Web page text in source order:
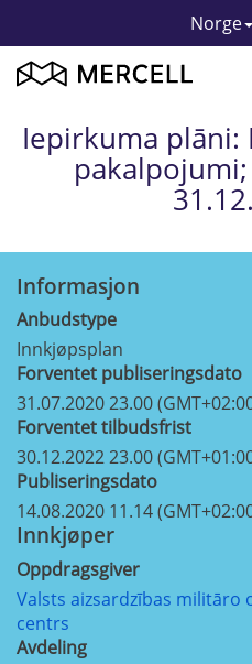
Norge
Iepirkuma plāni:
Informasjon
Anbudstype
Innkjøpsplan
Forventet publiseringsdato
31.07.2020 23.00
Forventet tilbudsfrist
30.12.2022 23.00
Publiseringsdato
14.08.2020 11.14
Innkjøper
Oppdragsgiver
Valsts aizsardzības militāro
centrs
Avdeling